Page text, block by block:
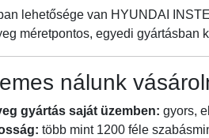
lehetősége van HYUNDAI
méretpontos, egyedi
nálunk
gyártás saját üzemben: gyors,
több mint 1200 féle